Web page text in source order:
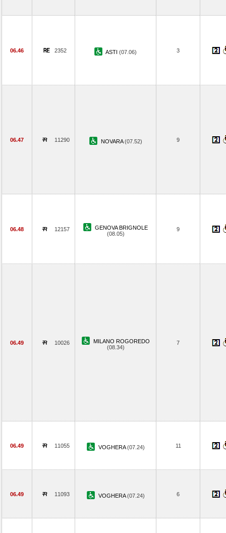
06.46 2352 ASTI (07.06) 3
06.47 11290 NOVARA(07.52) 9
06.48 12157
GENOVA BRIGNOLE
(08.05)
9
06.49 10026
MILANO ROGOREDO
(08.34)
7
06.49 11055 VOGHERA(07.24) 11
06.49 11093 VOGHERA(07.24) 6